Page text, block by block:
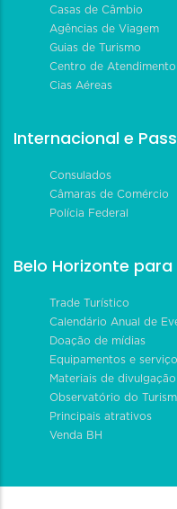
Casas de Câmbio
Agências de Viagem
Guias de Turismo
Centro de
Cias Aéreas
Internacional e
Consulados
Câmaras de Comércio
Polícia Federal
Belo Horizonte
Trade Turístico
Calendário Anual de
Doação de mídias
Equipamentos e
Materiais de divulgação
Observatório do
Principais atrativos
Venda BH